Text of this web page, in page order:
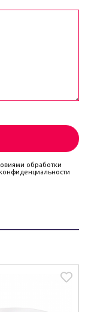
обработки